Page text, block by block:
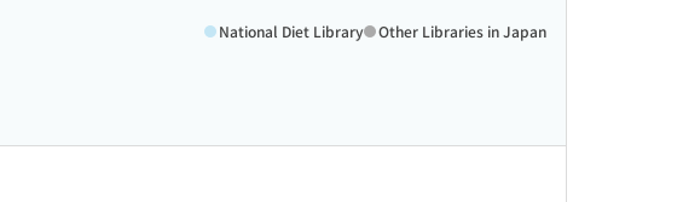
National Diet Library Other Libraries in Japan